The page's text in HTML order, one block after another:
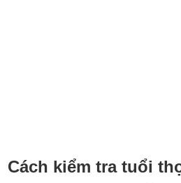
Cách kiểm tra tuổi